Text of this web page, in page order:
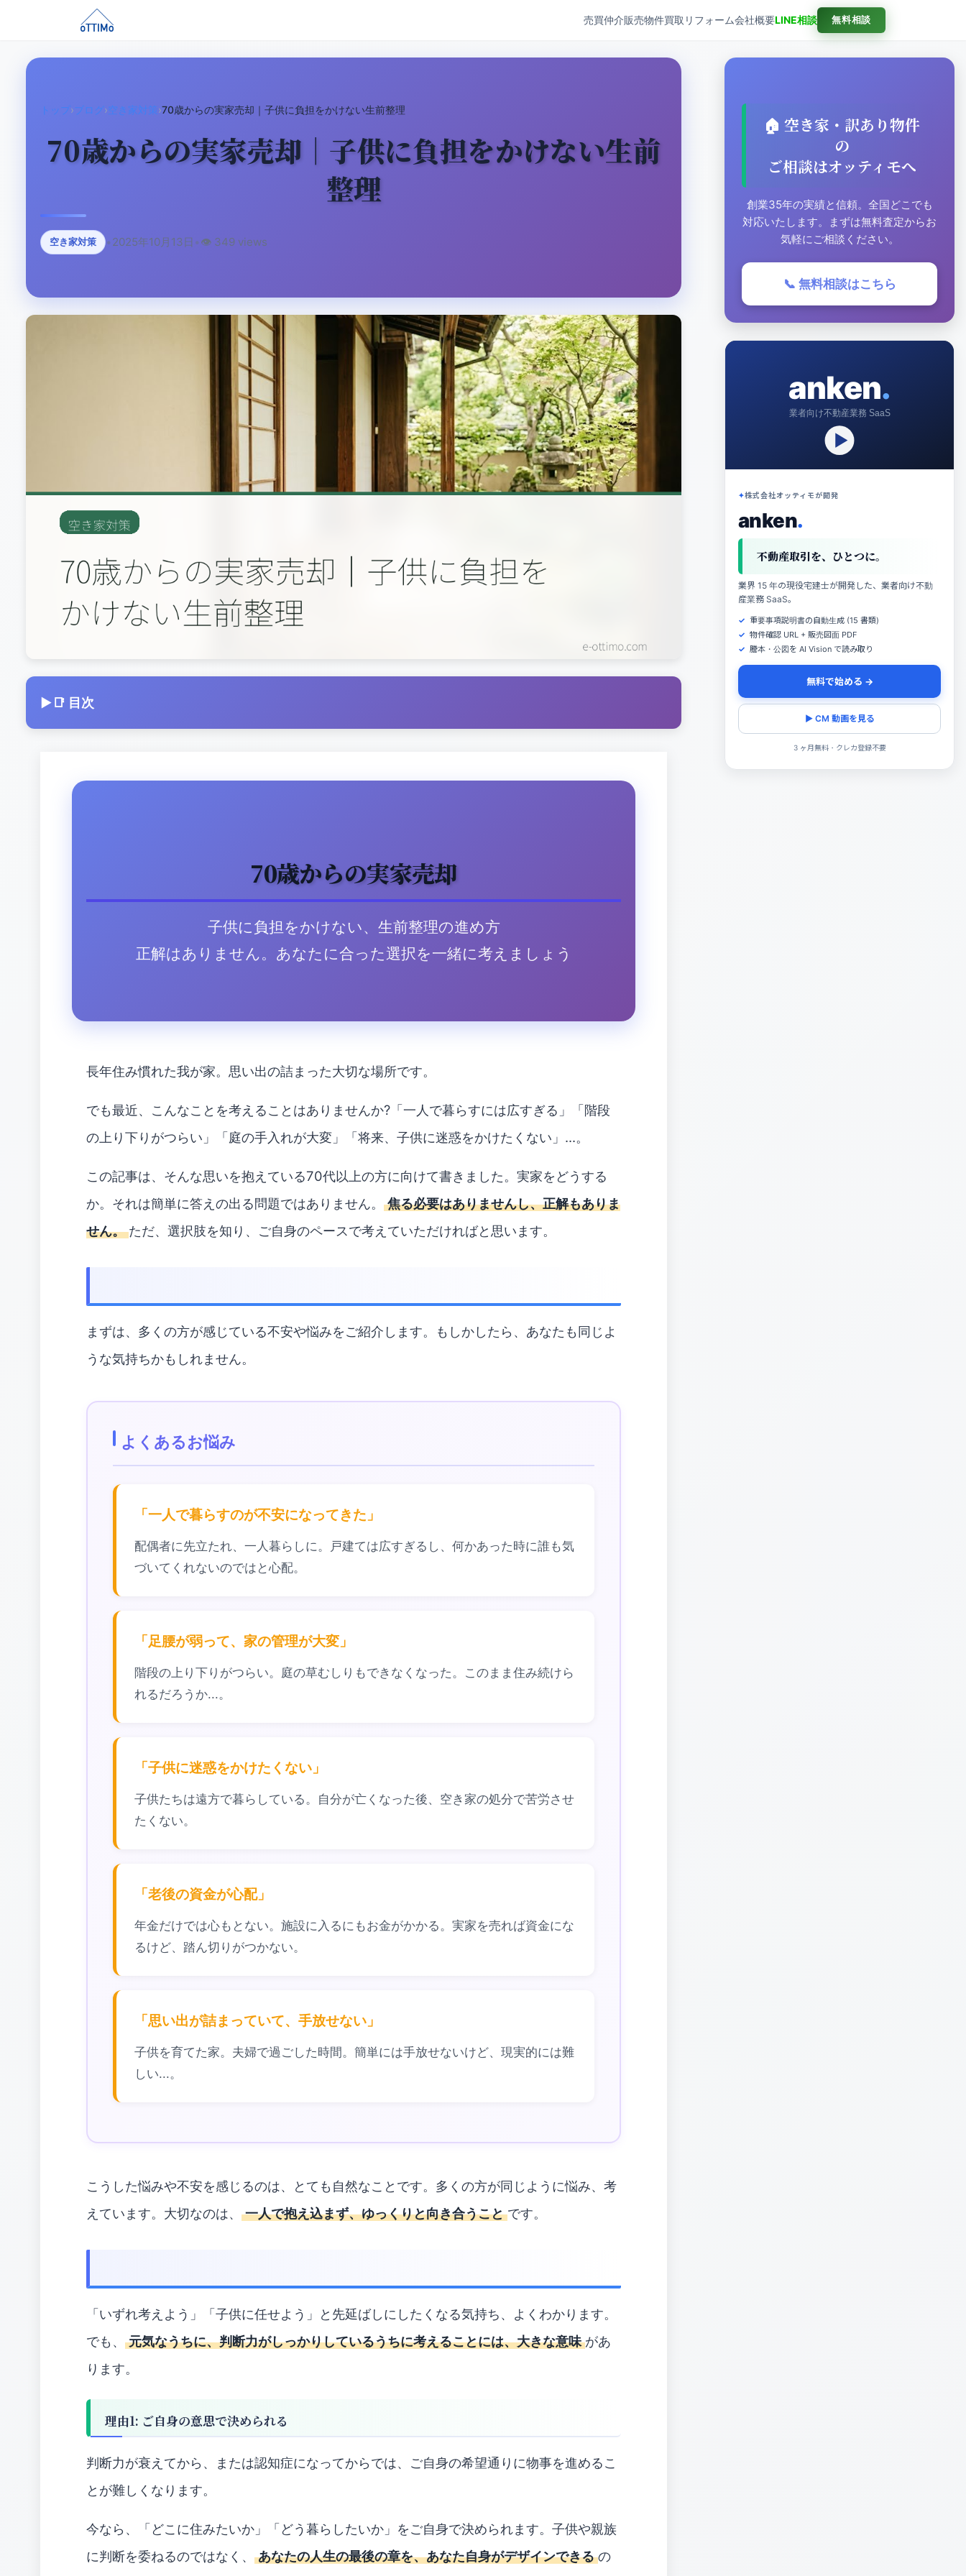
売買仲介販売物件買取 リフォーム会社概要LINE相談 無料相談
トップ›ブログ›空き家対策›70歳からの実家売却｜子供に負担をかけない生前整理
70歳からの実家売却｜子供に負担をかけない生前
整理
空き家対策 •2025年10月13日 • 👁️ 349 views
📑 目次
70歳からの実家売却
子供に負担をかけない、生前整理の進め方
正解はありません。あなたに合った選択を一緒に考えましょう
長年住み慣れた我が家。思い出の詰まった大切な場所です。
でも最近、こんなことを考えることはありませんか?「一人で暮らすには広すぎる」「階段
の上り下りがつらい」「庭の手入れが大変」「将来、子供に迷惑をかけたくない」...。
この記事は、そんな思いを抱えている70代以上の方に向けて書きました。実家をどうする
か。それは簡単に答えの出る問題ではありません。
焦る必要はありませんし、正解もありま
せん。 ただ、選択肢を知り、ご自身のペースで考えていただければと思います。
まずは、多くの方が感じている不安や悩みをご紹介します。もしかしたら、あなたも同じよ
うな気持ちかもしれません。
よくあるお悩み
「一人で暮らすのが不安になってきた」
配偶者に先立たれ、一人暮らしに。戸建ては広すぎるし、何かあった時に誰も気
づいてくれないのではと心配。
「足腰が弱って、家の管理が大変」
階段の上り下りがつらい。庭の草むしりもできなくなった。このまま住み続けら
れるだろうか...。
「子供に迷惑をかけたくない」
子供たちは遠方で暮らしている。自分が亡くなった後、空き家の処分で苦労させ
たくない。
「老後の資金が心配」
年金だけでは心もとない。施設に入るにもお金がかかる。実家を売れば資金にな
るけど、踏ん切りがつかない。
「思い出が詰まっていて、手放せない」
子供を育てた家。夫婦で過ごした時間。簡単には手放せないけど、現実的には難
しい...。
こうした悩みや不安を感じるのは、とても自然なことです。多くの方が同じように悩み、考
えています。大切なのは、
一人で抱え込まず、ゆっくりと向き合うこと です。
「いずれ考えよう」「子供に任せよう」と先延ばしにしたくなる気持ち、よくわかります。
でも、
元気なうちに、判断力がしっかりしているうちに考えることには、大きな意味 があ
ります。
理由1: ご自身の意思で決められる
判断力が衰えてから、または認知症になってからでは、ご自身の希望通りに物事を進めるこ
とが難しくなります。
今なら、「どこに住みたいか」「どう暮らしたいか」をご自身で決められます。子供や親族
に判断を委ねるのではなく、
あなたの人生の最後の章を、あなた自身がデザインできる の
🏠 空き家・訳あり物件
の
ご相談はオッティモへ
創業35年の実績と信頼。全国どこでも
対応いたします。まずは無料査定からお
気軽にご相談ください。
📞 無料相談はこちら
anken.
業者向け不動産業務 SaaS
株式会社オッティモが開発
anken.
不動産取引を、ひとつに。
業界 15 年の現役宅建士が開発した、業者向け不動
産業務 SaaS。
重要事項説明書の自動生成 (15 書類)
物件確認 URL + 販売図面 PDF
謄本・公図を AI Vision で読み取り
無料で始める →
▶ CM 動画を見る
3 ヶ月無料・クレカ登録不要